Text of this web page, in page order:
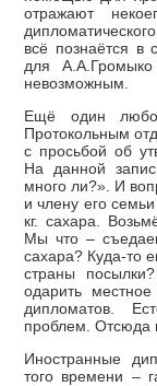
отражают
всё познаётся в
для
невозможным.
Ещё один
Протокольным
с просьбой об
На данной
много ли?». И
и члену его
кг. сахара.
Мы что –
сахара? Куда-то
страны
одарить
дипломатов.
проблем. Отсюда
Иностранные
того времени –